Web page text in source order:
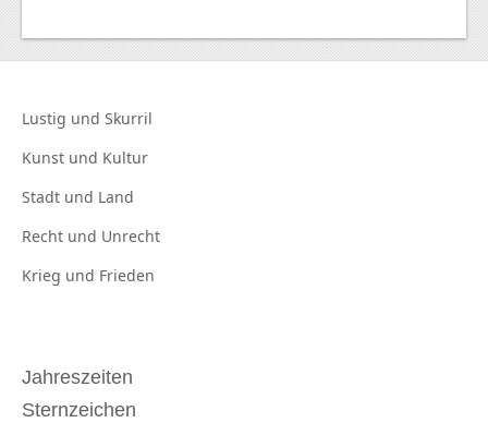
Lustig und Skurril
Kunst und Kultur
Stadt und Land
Recht und Unrecht
Krieg und Frieden
Jahreszeiten
Sternzeichen